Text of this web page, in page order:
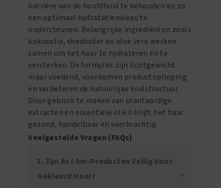
barrière van de hoofdhuid te behouden en zo
een optimaal hydratatieniveau te
ondersteunen. Belangrijke ingrediënten zoals
kokosolie, sheaboter en aloë vera werken
samen om het haar te hydrateren en te
versterken. De formules zijn lichtgewicht
maar voedend, voorkomen productophoping
en verbeteren de natuurlijke krulstructuur.
Door gebruik te maken van plantaardige
extracten en essentiële oliën blijft het haar
gezond, handelbaar en veerkrachtig.
Veelgestelde Vragen (FAQs)
1. Zijn As I Am-Producten Veilig Voor
Gekleurd Haar?